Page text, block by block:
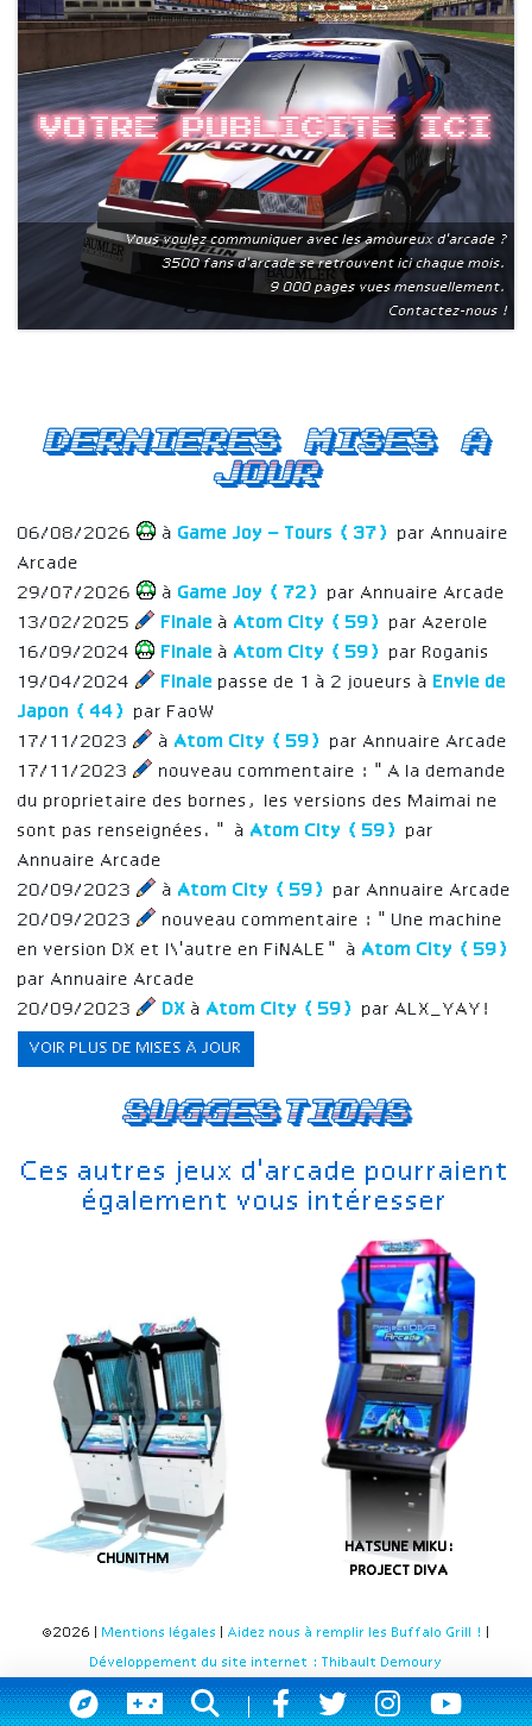
Votre publicite ici
Vous voulez communiquer avec les amoureux d'arcade ?
3500 fans d'arcade se retrouvent ici chaque mois.
9 000 pages vues mensuellement.
Contactez-nous !
Suggestions
Ces autres jeux d'arcade pourraient
également vous intéresser
CHUNITHM
HATSUNE MIKU:
PROJECT DIVA
Dernieres mises a
jour
06/08/2026 à Game Joy – Tours (37)
par Annuaire
Arcade
29/07/2026
à Game Joy (72)
par Annuaire Arcade
13/02/2025
Finale à Atom City (59)
par Azerole
16/09/2024
Finale à Atom City (59)
par Roganis
19/04/2024
Finale passe de 1 à 2 joueurs à Envie de
Japon (44)
par FaoW
17/11/2023
à Atom City (59)
par Annuaire Arcade
17/11/2023
nouveau commentaire : "A la demande
du proprietaire des bornes, les versions des Maimai ne
sont pas renseignées." à Atom City (59)
par
Annuaire Arcade
20/09/2023
à Atom City (59)
par Annuaire Arcade
20/09/2023
nouveau commentaire : "Une machine
en version DX et l\'autre en FiNALE" à Atom City (59)
par Annuaire Arcade
20/09/2023
DX à Atom City (59) par ALX_YAY!
VOIR PLUS DE MISES À JOUR
©2026 | Mentions légales Aidez nous à remplir les Buffalo Grill !
Développement du site internet : Thibault Demoury